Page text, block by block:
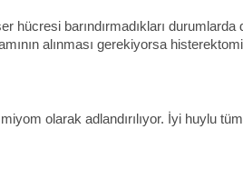
hücresi barındırmadıkları
alınması gerekiyorsa
olarak adlandırılıyor. İyi huylu